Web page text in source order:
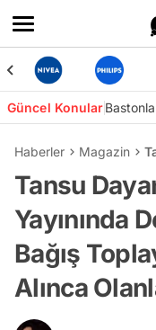
Güncel Konular
Haberler Magazin
Tansu
Yayınında
Bağış
Alınca